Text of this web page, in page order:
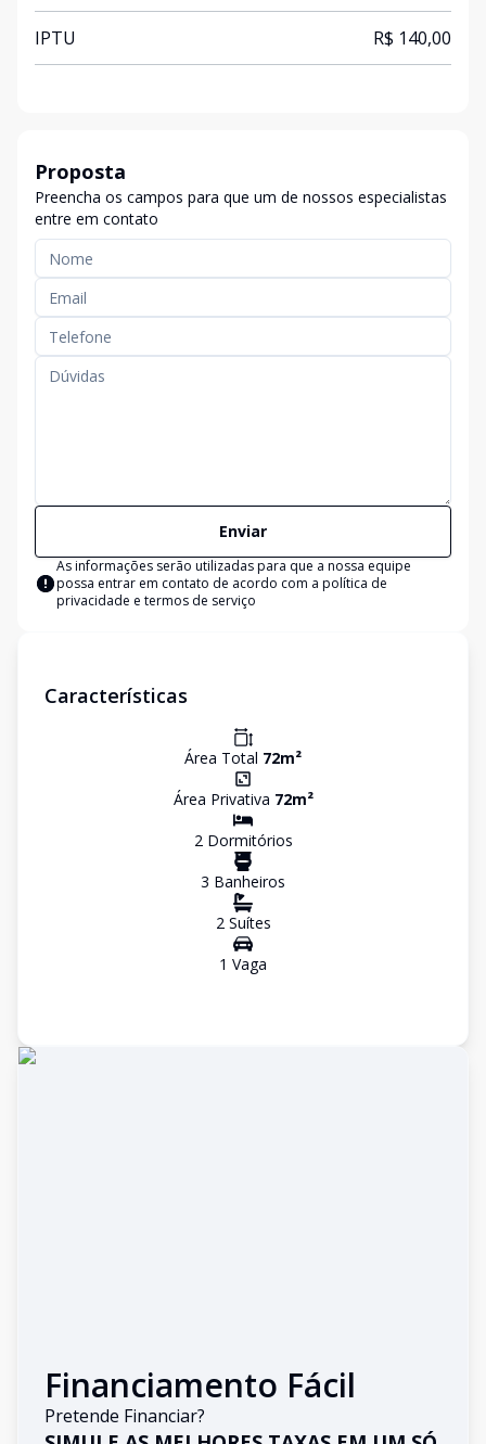
IPTU R$ 140,00
Proposta
Preencha os campos para que um de nossos especialistas
entre em contato
Enviar
As informações serão utilizadas para que a nossa equipe
possa entrar em contato de acordo com a política de
privacidade e termos de serviço
Características
Área Total 72m²
Área Privativa 72m²
2Dormitórios
3 Banheiros
2Suítes
1 Vaga
Financiamento Fácil
Pretende Financiar?